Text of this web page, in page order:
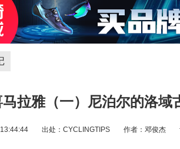
拉雅（一）尼泊尔的洛域
出处： CYCLINGTIPS 作者：邓俊杰